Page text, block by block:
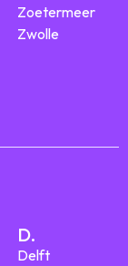
Zoetermeer
Zwolle
D.
Delft